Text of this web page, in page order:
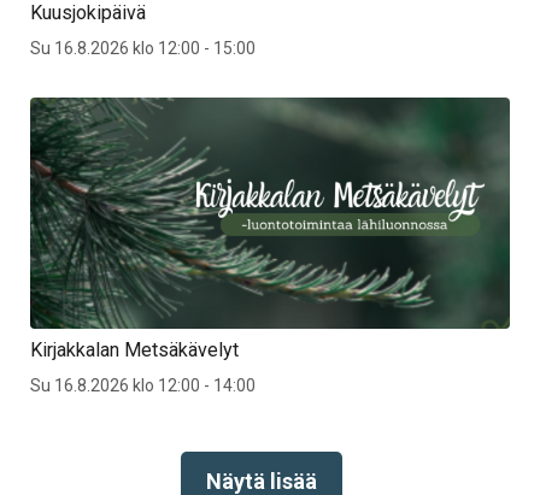
Kuusjokipäivä
Su 16.8.2026 klo 12:00 - 15:00
Kirjakkalan Metsäkävelyt
Su 16.8.2026 klo 12:00 - 14:00
Näytä lisää